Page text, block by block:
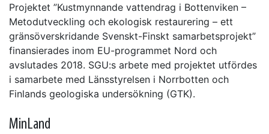
Projektet ”Kustmynnande vattendrag i Bottenviken –
Metodutveckling och ekologisk restaurering – ett
gränsöverskridande Svenskt-Finskt samarbetsprojekt”
finansierades inom EU-programmet Nord och
avslutades 2018. SGU:s arbete med projektet utfördes
i samarbete med Länsstyrelsen i Norrbotten och
Finlands geologiska undersökning (GTK).
MinLand